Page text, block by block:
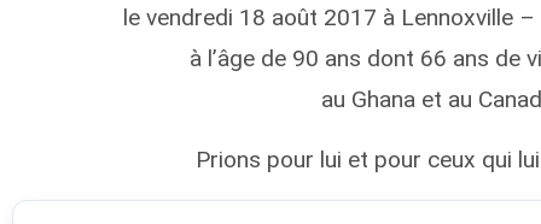
le vendredi 18 août 2017 à Lennoxville
à l’âge de 90 ans dont 66 ans de
au Ghana et au
Prions pour lui et pour ceux qui